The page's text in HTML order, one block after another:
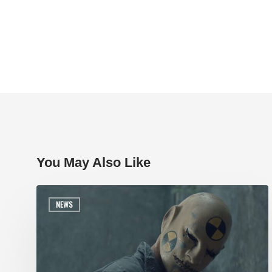
You May Also Like
NEWS